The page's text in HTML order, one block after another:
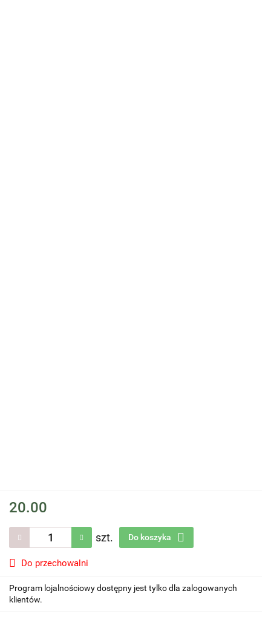
20.00
szt. Do koszyka
Do przechowalni
Program lojalnościowy dostępny jest tylko dla zalogowanych
klientów.